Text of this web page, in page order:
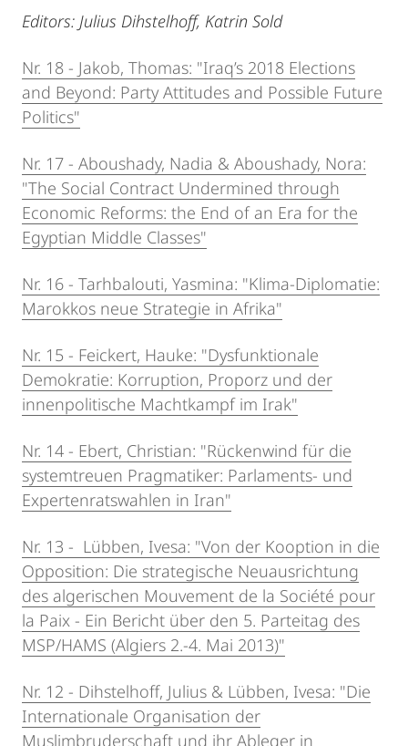
Editors: Julius Dihstelhoff, Katrin Sold
Nr. 18 - Jakob, Thomas: "Iraq’s 2018 Elections
and Beyond: Party Attitudes and Possible Future
Politics"
Nr. 17 - Aboushady, Nadia & Aboushady, Nora:
"The Social Contract Undermined through
Economic Reforms: the End of an Era for the
Egyptian Middle Classes"
Nr. 16 - Tarhbalouti, Yasmina: "Klima-Diplomatie:
Marokkos neue Strategie in Afrika"
Nr. 15 - Feickert, Hauke: "Dysfunktionale
Demokratie: Korruption, Proporz und der
innenpolitische Machtkampf im Irak"
Nr. 14 - Ebert, Christian: "Rückenwind für die
systemtreuen Pragmatiker: Parlaments- und
Expertenratswahlen in Iran"
Nr. 13 - Lübben, Ivesa: "Von der Kooption in die
Opposition: Die strategische Neuausrichtung
des algerischen Mouvement de la Société pour
la Paix - Ein Bericht über den 5. Parteitag des
MSP/HAMS (Algiers 2.-4. Mai 2013)"
Nr. 12 - Dihstelhoff, Julius & Lübben, Ivesa: "Die
Internationale Organisation der
Muslimbruderschaft und ihr Ableger in